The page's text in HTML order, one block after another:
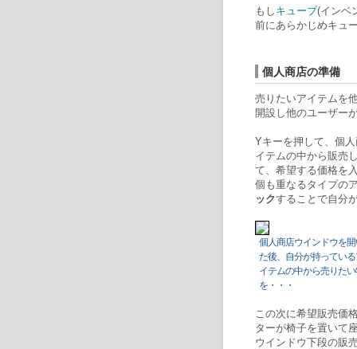
もし キューブ(インベ
前にあらかじめキュ
個人商店の準備
売りたいアイテムを
開設し他のユーザー
Yキーを押して、個
イテムの中から販売
て、希望する価格を
個も重なるタイプの
ックすることで自分
個人商店ウインドウを
た後、自分が持ってい
イテムの中から売りた
を・・・
この次に希望販売価
ターが椅子を置いて
ウインドウ下段の販